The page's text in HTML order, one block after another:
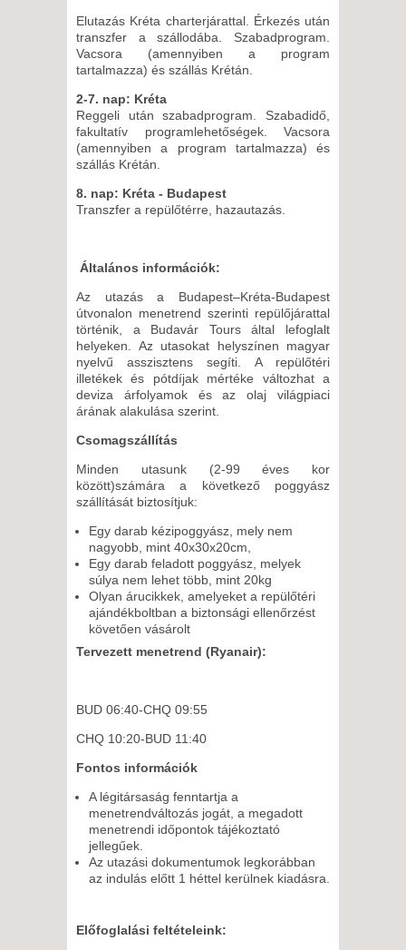
Elutazás Kréta charterjárattal. Érkezés után
transzfer a szállodába. Szabadprogram.
Vacsora (amennyiben a program
tartalmazza) és szállás Krétán.
2-7. nap: Kréta
Reggeli után szabadprogram. Szabadidő,
fakultatív programlehetőségek. Vacsora
(amennyiben a program tartalmazza) és
szállás Krétán.
8. nap: Kréta - Budapest
Transzfer a repülőtérre, hazautazás.
Általános információk:
Az utazás a Budapest–Kréta-Budapest
útvonalon menetrend szerinti repülőjárattal
történik, a Budavár Tours által lefoglalt
helyeken. Az utasokat helyszínen magyar
nyelvű asszisztens segíti. A repülőtéri
illetékek és pótdíjak mértéke változhat a
deviza árfolyamok és az olaj világpiaci
árának alakulása szerint.
Csomagszállítás
Minden utasunk (2-99 éves kor
között)számára a következő poggyász
szállítását biztosítjuk:
Egy darab kézipoggyász, mely nem
nagyobb, mint 40x30x20cm,
Egy darab feladott poggyász, melyek
súlya nem lehet több, mint 20kg
Olyan árucikkek, amelyeket a repülőtéri
ajándékboltban a biztonsági ellenőrzést
követően vásárolt
Tervezett menetrend (Ryanair):
BUD 06:40-CHQ 09:55
CHQ 10:20-BUD 11:40
Fontos információk
A légitársaság fenntartja a
menetrendváltozás jogát, a megadott
menetrendi időpontok tájékoztató
jellegűek.
Az utazási dokumentumok legkorábban
az indulás előtt 1 héttel kerülnek kiadásra.
Előfoglalási feltételeink: